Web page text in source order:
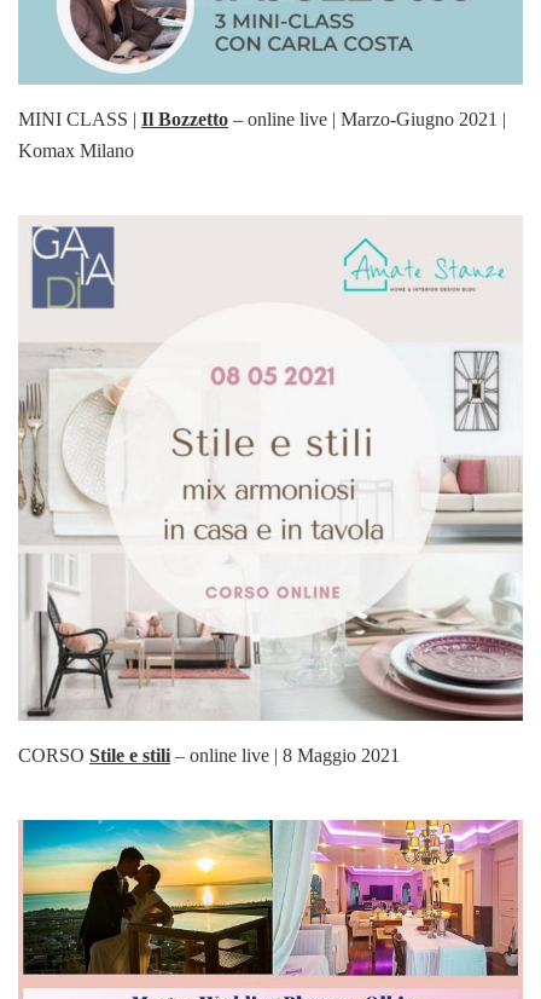
MINI CLASS | Il Bozzetto – online live | Marzo-Giugno 2021 |
Komax Milano
CORSO Stile e stili – online live | 8 Maggio 2021